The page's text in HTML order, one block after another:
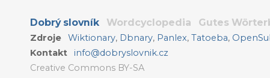
Dobrý slovník Wordcyclopedia Gutes
Zdroje Wiktionary, Dbnary, Panlex,Tatoeba,
Kontakt
info@dobryslovnik.cz
Creative Commons BY-SA